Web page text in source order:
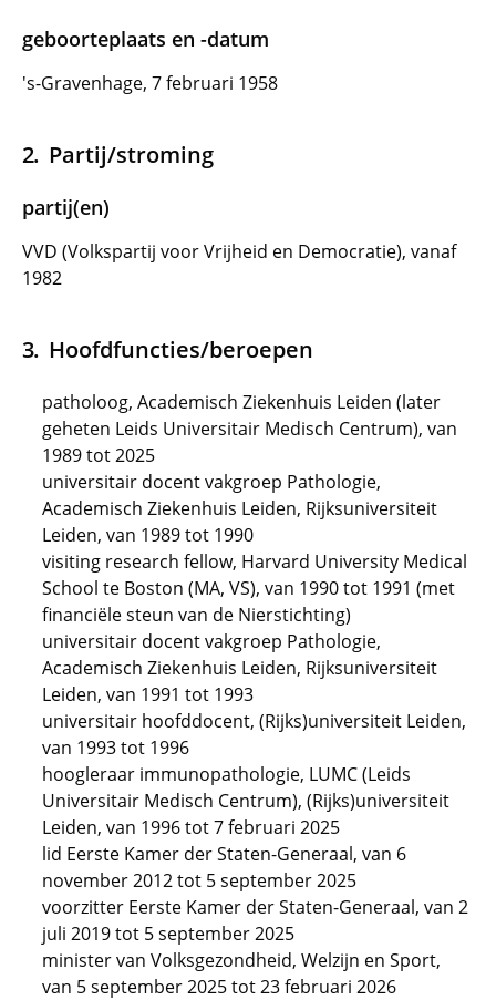
geboorteplaats en -datum
's-Gravenhage, 7 februari 1958
Partij/stroming
partij(en)
VVD (Volkspartij voor Vrijheid en Democratie), vanaf
1982
Hoofdfuncties/beroepen
patholoog, Academisch Ziekenhuis Leiden (later
geheten Leids Universitair Medisch Centrum), van
1989 tot 2025
universitair docent vakgroep Pathologie,
Academisch Ziekenhuis Leiden, Rijksuniversiteit
Leiden, van 1989 tot 1990
visiting research fellow, Harvard University Medical
School te Boston (MA, VS), van 1990 tot 1991 (met
financiële steun van de Nierstichting)
universitair docent vakgroep Pathologie,
Academisch Ziekenhuis Leiden, Rijksuniversiteit
Leiden, van 1991 tot 1993
universitair hoofddocent, (Rijks)universiteit Leiden,
van 1993 tot 1996
hoogleraar immunopathologie, LUMC (Leids
Universitair Medisch Centrum), (Rijks)universiteit
Leiden, van 1996 tot 7 februari 2025
lid Eerste Kamer der Staten-Generaal, van 6
november 2012 tot 5 september 2025
voorzitter Eerste Kamer der Staten-Generaal, van 2
juli 2019 tot 5 september 2025
minister van Volksgezondheid, Welzijn en Sport,
van 5 september 2025 tot 23 februari 2026